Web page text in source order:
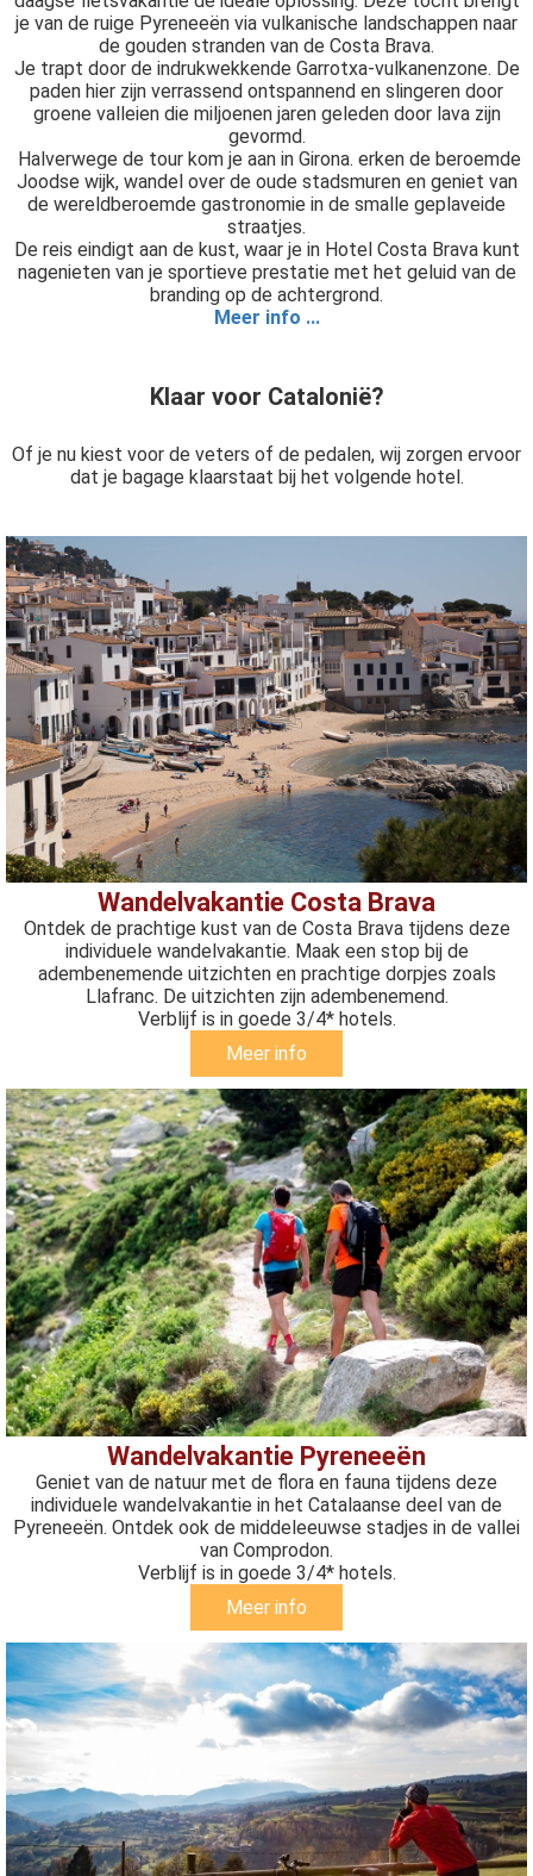
je van de ruige Pyreneeën via vulkanische landschappen naar
de gouden stranden van de Costa Brava.
Je trapt door de indrukwekkende Garrotxa-vulkanenzone. De
paden hier zijn verrassend ontspannend en slingeren door
groene valleien die miljoenen jaren geleden door lava zijn
gevormd.
Halverwege de tour kom je aan in Girona. erken de beroemde
Joodse wijk, wandel over de oude stadsmuren en geniet van
de wereldberoemde gastronomie in de smalle geplaveide
straatjes.
De reis eindigt aan de kust, waar je in Hotel Costa Brava kunt
nagenieten van je sportieve prestatie met het geluid van de
branding op de achtergrond.
Meer info ...
Klaar voor Catalonië?
Of je nu kiest voor de veters of de pedalen, wij zorgen ervoor
dat je bagage klaarstaat bij het volgende hotel.
Wandelvakantie Costa Brava
Ontdek de prachtige kust van de Costa Brava tijdens deze
individuele wandelvakantie. Maak een stop bij de
adembenemende uitzichten en prachtige dorpjes zoals
Llafranc. De uitzichten zijn adembenemend.
Verblijf is in goede 3/4* hotels.
Meer info
Wandelvakantie Pyreneeën
Geniet van de natuur met de flora en fauna tijdens deze
individuele wandelvakantie in het Catalaanse deel van de
Pyreneeën. Ontdek ook de middeleeuwse stadjes in de vallei
van Comprodon.
Verblijf is in goede 3/4* hotels.
Meer info